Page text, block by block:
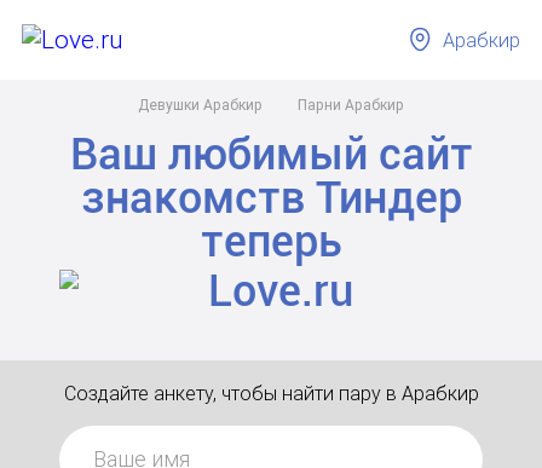
Девушки Арабкир Парни Арабкир
Арабкир
Ваш любимый сайт
знакомств Тиндер
теперь
Создайте анкету, чтобы найти пару в Арабкир